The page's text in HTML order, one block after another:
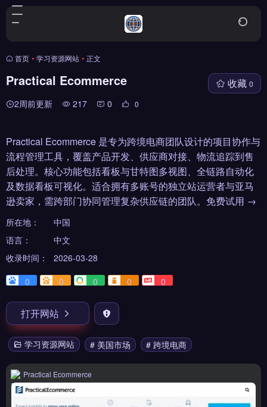
首页 • 学习资源网站 • 正文
Practical Ecommerce
2周前更新 217 0 0
收藏 0
Practical Ecommerce 是专为跨境电商团队设计的项目协作与
流程管理工具，覆盖产品开发、供应商对接、物流追踪到售
后处理。核心功能包括看板与甘特图多视图、全链路自动化
及数据看板可视化。适合拥有多账号的独立站运营者与亚马
逊卖家，需跨部门协同管理复杂供应链的团队。免费试用 →
所在地：
中国
语言：
中文
收录时间：
2026-03-28
0
0 0 0 0
打开网站
学习资源网站 # 美国市场 # 跨境电商
Practical Ecommerce